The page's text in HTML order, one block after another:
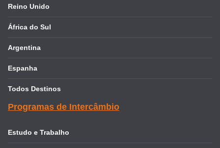
Reino Unido
África do Sul
Argentina
Espanha
Todos Destinos
Programas de Intercâmbio
Estudo e Trabalho